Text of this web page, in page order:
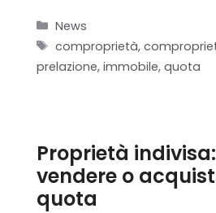
Categorie
News
Tag
comproprietà,
prelazione, immobile, quota
Proprietà
vendere o
quota